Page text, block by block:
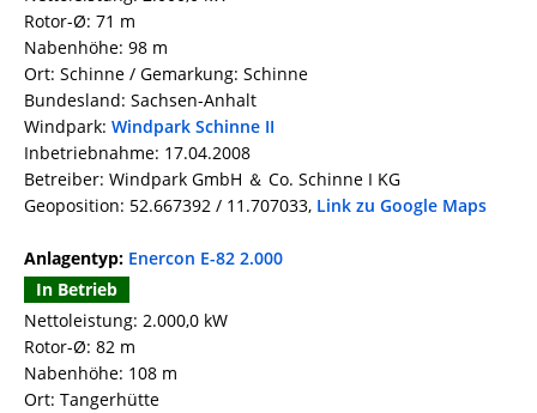
Rotor-Ø: 71 m
Nabenhöhe: 98 m
Ort: Schinne / Gemarkung: Schinne
Bundesland: Sachsen-Anhalt
Windpark: Windpark Schinne II
Inbetriebnahme: 17.04.2008
Betreiber: Windpark GmbH ＆ Co. Schinne I KG
Geoposition: 52.667392 / 11.707033, Link zu Google Maps
Anlagentyp: Enercon E-82 2.000
In Betrieb
Nettoleistung: 2.000,0 kW
Rotor-Ø: 82 m
Nabenhöhe: 108 m
Ort: Tangerhütte